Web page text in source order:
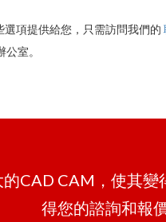
選項提供給您，只需訪問我們的
室。
CAD CAM，使其變
得您的諮詢和報